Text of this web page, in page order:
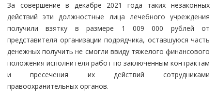
За совершение в декабре 2021 года таких незаконных
действий эти должностные лица лечебного учреждения
получили взятку в размере 1 009 000 рублей от
представителя организации подрядчика, оставшуюся часть
денежных получить не смогли ввиду тяжелого финансового
положения исполнителя работ по заключенным контрактам
и пресечения их действий сотрудниками
правоохранительных органов.